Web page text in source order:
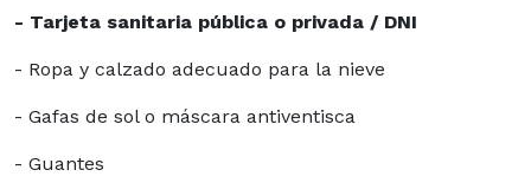
- Tarjeta sanitaria pública o privada / DNI
- Ropa y calzado adecuado para la nieve
- Gafas de sol o máscara antiventisca
- Guantes